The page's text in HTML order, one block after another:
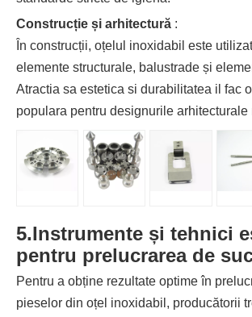
Construcție și arhitectură :
În construcții, oțelul inoxidabil este
elemente structurale, balustrade și
Atractia sa estetica si durabilitatea il fac
populara pentru designurile arhitecturale
5.Instrumente și tehnici
pentru prelucrarea de
Pentru a obține rezultate optime în
pieselor din oțel inoxidabil, producătorii